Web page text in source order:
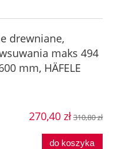
drewniane,
maks 494
mm, HÄFELE
270,40 zł310,80 zł
do koszyka